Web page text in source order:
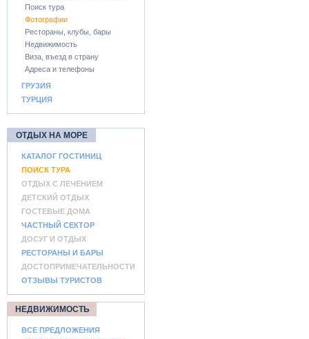
Поиск тура
Фотографии
Рестораны, клубы, бары
Недвижимость
Виза, въезд в страну
Адреса и телефоны
ГРУЗИЯ
ТУРЦИЯ
ОТДЫХ НА МОРЕ
КАТАЛОГ ГОСТИНИЦ
ПОИСК ТУРА
ОТДЫХ С ЛЕЧЕНИЕМ
ДЕТСКИЙ ОТДЫХ
ГОСТЕВЫЕ ДОМА
ЧАСТНЫЙ СЕКТОР
ДОСУГ И ОТДЫХ
РЕСТОРАНЫ И БАРЫ
ДОСТОПРИМЕЧАТЕЛЬНОСТИ
ОТЗЫВЫ ТУРИСТОВ
НЕДВИЖИМОСТЬ
ВСЕ ПРЕДЛОЖЕНИЯ